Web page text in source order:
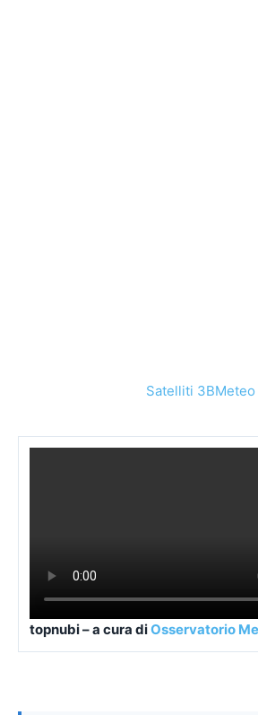
Satelliti 3BMeteo
topnubi – a cura diOsservatorio